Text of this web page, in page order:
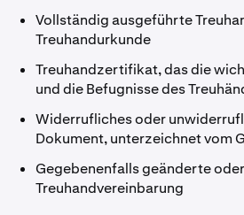
Vollständig ausgeführte
Treuhandurkunde
Treuhandzertifikat, das die
und die Befugnisse des
Widerrufliches oder
Dokument, unterzeichnet vom
Gegebenenfalls geänderte
Treuhandvereinbarung